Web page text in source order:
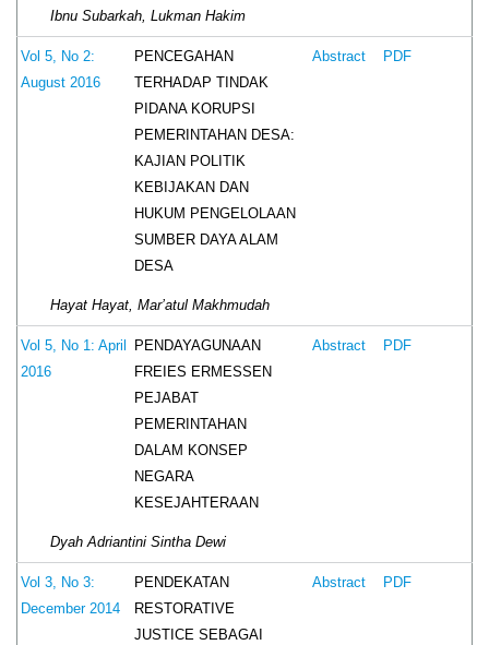
Ibnu Subarkah, Lukman Hakim
Vol 5, No 2:
August 2016
PENCEGAHAN
TERHADAP TINDAK
PIDANA KORUPSI
PEMERINTAHAN DESA:
KAJIAN POLITIK
KEBIJAKAN DAN
HUKUM PENGELOLAAN
SUMBER DAYA ALAM
DESA
Abstract PDF
Hayat Hayat, Mar’atul Makhmudah
Vol 5, No 1: April
2016
PENDAYAGUNAAN
FREIES ERMESSEN
PEJABAT
PEMERINTAHAN
DALAM KONSEP
NEGARA
KESEJAHTERAAN
Abstract PDF
Dyah Adriantini Sintha Dewi
Vol 3, No 3:
December 2014
PENDEKATAN
RESTORATIVE
JUSTICE SEBAGAI
Abstract PDF